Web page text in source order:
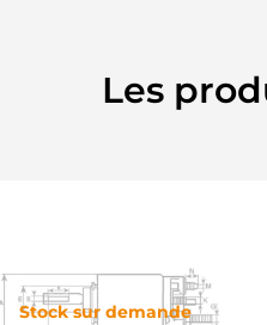
Les
Stock sur demande